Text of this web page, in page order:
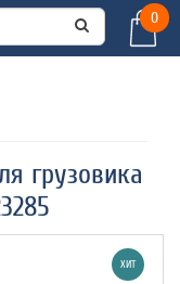
0
грузовика
ХИТ